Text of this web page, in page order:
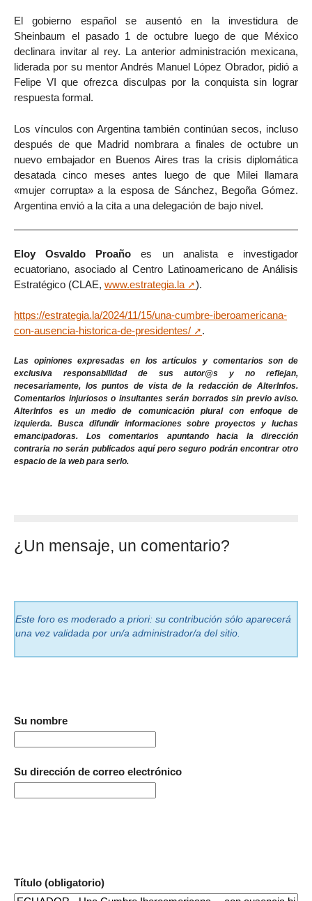
El gobierno español se ausentó en la investidura de
Sheinbaum el pasado 1 de octubre luego de que México
declinara invitar al rey. La anterior administración mexicana,
liderada por su mentor Andrés Manuel López Obrador, pidió a
Felipe VI que ofrezca disculpas por la conquista sin lograr
respuesta formal.
Los vínculos con Argentina también continúan secos, incluso
después de que Madrid nombrara a finales de octubre un
nuevo embajador en Buenos Aires tras la crisis diplomática
desatada cinco meses antes luego de que Milei llamara
«mujer corrupta» a la esposa de Sánchez, Begoña Gómez.
Argentina envió a la cita a una delegación de bajo nivel.
Eloy Osvaldo Proaño es un analista e investigador
ecuatoriano, asociado al Centro Latinoamericano de Análisis
Estratégico (CLAE, www.estrategia.la ).
https://estrategia.la/2024/11/15/una-cumbre-iberoamericana-
con-ausencia-historica-de-presidentes/
.
Las opiniones expresadas en los artículos y comentarios son de
exclusiva responsabilidad de sus autor@s y no reflejan,
necesariamente, los puntos de vista de la redacción de AlterInfos.
Comentarios injuriosos o insultantes serán borrados sin previo aviso.
AlterInfos es un medio de comunicación plural con enfoque de
izquierda. Busca difundir informaciones sobre proyectos y luchas
emancipadoras. Los comentarios apuntando hacia la dirección
contraria no serán publicados aquí pero seguro podrán encontrar otro
espacio de la web para serlo.
¿Un mensaje, un comentario?
Este foro es moderado a priori: su contribución sólo aparecerá
una vez validada por un/a administrador/a del sitio.
Su nombre
Su dirección de correo electrónico
Título (obligatorio)